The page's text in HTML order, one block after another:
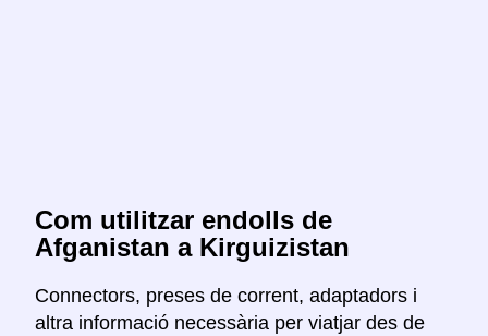
Com utilitzar endolls de
Afganistan a Kirguizistan
Connectors, preses de corrent, adaptadors i
altra informació necessària per viatjar des de